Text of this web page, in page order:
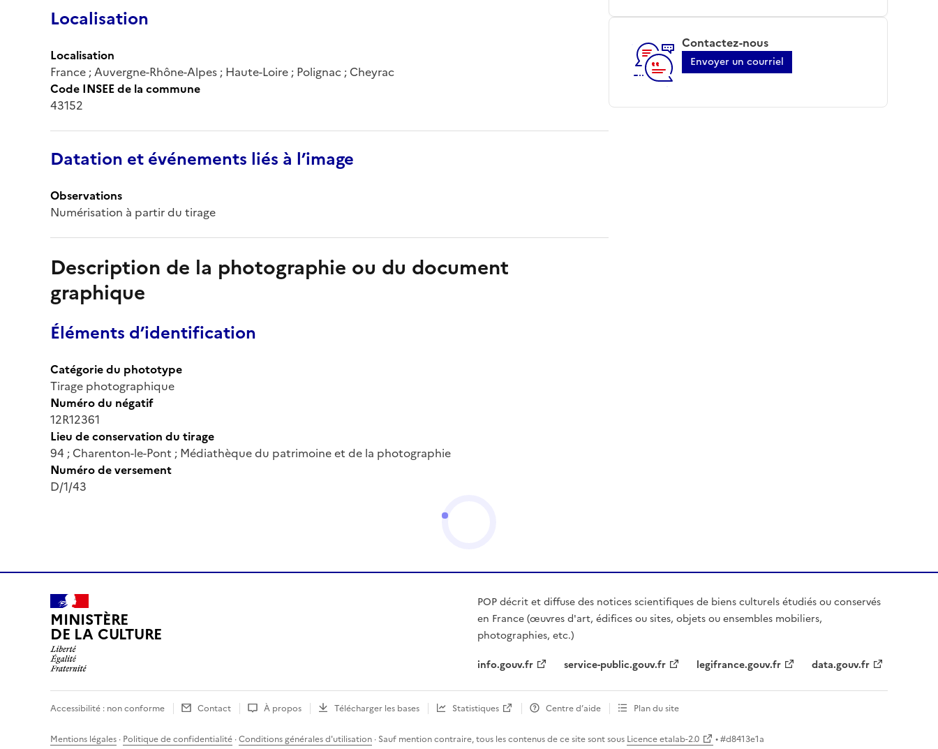
Localisation
Localisation
France ; Auvergne-Rhône-Alpes ; Haute-Loire ; Polignac ; Cheyrac
Code INSEE de la commune
43152
Datation et événements liés à l’image
Observations
Numérisation à partir du tirage
Description de la photographie ou du document
graphique
Éléments d’identification
Catégorie du phototype
Tirage photographique
Numéro du négatif
12R12361
Lieu de conservation du tirage
94 ; Charenton-le-Pont ; Médiathèque du patrimoine et de la photographie
Numéro de versement
D/1/43
Contactez-nous
Envoyer un courriel
MINISTÈRE
DE LA CULTURE
POP décrit et diffuse des notices scientifiques de biens culturels étudiés ou conservés
en France (œuvres d'art, édifices ou sites, objets ou ensembles mobiliers,
photographies, etc.)
info.gouv.fr
service-public.gouv.fr legifrance.gouv.fr data.gouv.fr
Accessibilité : non conforme Contact À propos Télécharger les bases Statistiques Centre d’aide Plan du site
Mentions légales · Politique de confidentialité ·Conditions générales d'utilisation · Sauf mention contraire, tous les contenus de ce site sont sous Licence etalab-2.0 • #d8413e1a